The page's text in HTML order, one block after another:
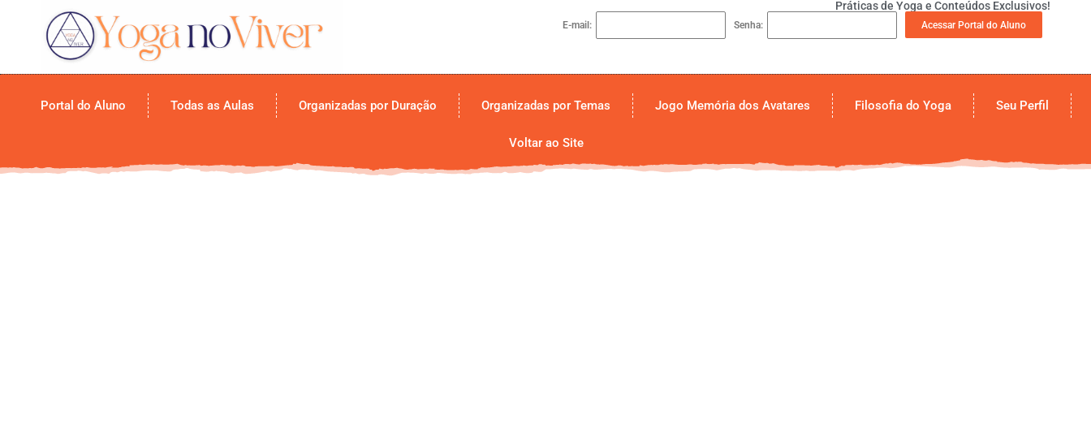
Práticas de Yoga e Conteúdos Exclusivos!
E-mail: Senha: Acessar Portal do Aluno
Portal do Aluno Todas as Aulas Organizadas por Duração Organizadas por Temas Jogo Memória dos Avatares Filosofia do Yoga Seu Perfil
Voltar ao Site